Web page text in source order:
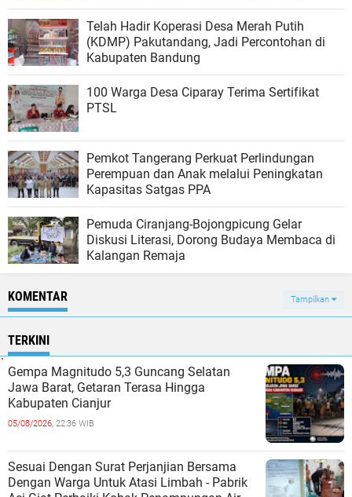
Telah Hadir Koperasi Desa Merah Putih
(KDMP) Pakutandang, Jadi Percontohan di
Kabupaten Bandung
100 Warga Desa Ciparay Terima Sertifikat
PTSL
Pemkot Tangerang Perkuat Perlindungan
Perempuan dan Anak melalui Peningkatan
Kapasitas Satgas PPA
Pemuda Ciranjang-Bojongpicung Gelar
Diskusi Literasi, Dorong Budaya Membaca di
Kalangan Remaja
KOMENTAR Tampilkan
TERKINI
Gempa Magnitudo 5,3 Guncang Selatan
Jawa Barat, Getaran Terasa Hingga
Kabupaten Cianjur
05/08/2026, 22:36 WIB
Sesuai Dengan Surat Perjanjian Bersama
Dengan Warga Untuk Atasi Limbah - Pabrik